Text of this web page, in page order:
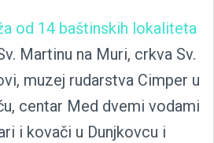
od 14 baštinskih lokaliteta
Martinu na Muri, crkva Sv.
muzej rudarstva Cimper u
centar Med dvemi vodami
i kovači u Dunjkovcu i